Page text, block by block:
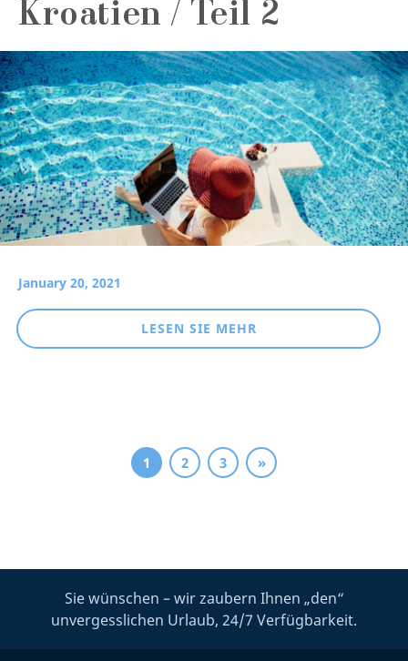
Kroatien / Teil 2
January 20, 2021
LESEN SIE MEHR
1 2 3 »
Sie wünschen – wir zaubern Ihnen „den“
unvergesslichen Urlaub, 24/7 Verfügbarkeit.